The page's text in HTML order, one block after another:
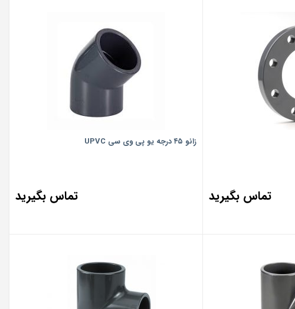
تماس بگیرید
زانو ۴۵ درجه یو پی وی سی UPVC
تماس بگیرید